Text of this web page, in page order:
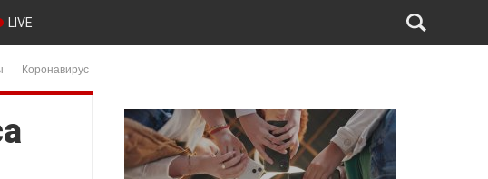
LIVE
Коронавирус